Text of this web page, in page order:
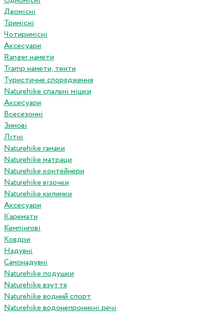
Двомісні
Тримісні
Чотиримісні
Аксесуари
Ranger намети
Tramp намети, тенти
Туристичне спорядження
Naturehike спальні мішки
Аксесуари
Всесезонні
Зимові
Літні
Naturehike гамаки
Naturehike матраци
Naturehike контейнери
Naturehike візочки
Naturehike килимки
Аксесуари
Каремати
Кемпінгові
Ковдри
Надувні
Самонадувні
Naturehike подушки
Naturehike взуття
Naturehike водний спорт
Naturehike водонепроникні речі